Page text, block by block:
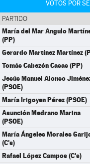
VOTOS POR
PARTIDO
María del Mar Angulo
(PP)
Gerardo Martínez Martínez
Tomás Cabezón Casas (PP)
Jesús Manuel Alonso
(PSOE)
María Irigoyen Pérez (PSOE)
Asunción Medrano Marina
(PSOE)
María Ángeles Morales
(C's)
Rafael López Campos (C's)